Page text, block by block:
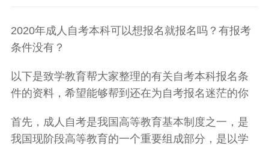
2020年成人自考本科可以想报名就报名吗？有报考
条件没有？
以下是致学教育帮大家整理的有关自考本科报名条
件的资料，希望能够帮到还在为自考报名迷茫的你
首先，成人自考是我国高等教育基本制度之一，是
我国现阶段高等教育的一个重要组成部分，是以学